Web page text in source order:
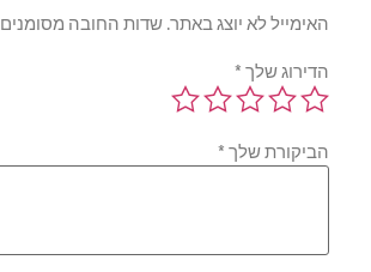
האימייל לא יוצג באתר.שדות החובה מסומנים*
הדירוג שלך*
הביקורת שלך*